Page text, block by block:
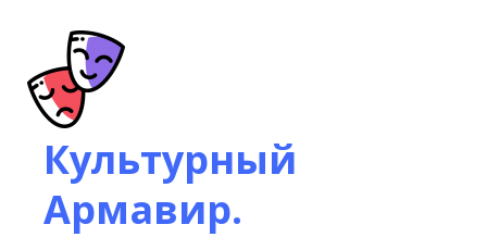
Культурный
Армавир.